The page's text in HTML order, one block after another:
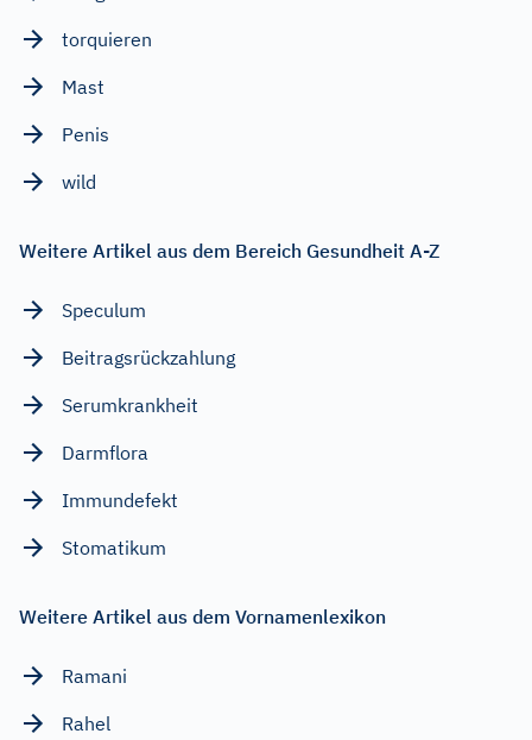
torquieren
Mast
Penis
wild
Weitere Artikel aus dem Bereich Gesundheit A-Z
Speculum
Beitragsrückzahlung
Serumkrankheit
Darmflora
Immundefekt
Stomatikum
Weitere Artikel aus dem Vornamenlexikon
Ramani
Rahel